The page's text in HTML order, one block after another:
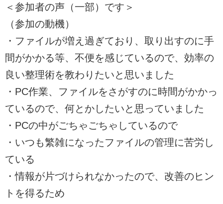
＜参加者の声（一部）です＞
（参加の動機）
・ファイルが増え過ぎており、取り出すのに手
間がかかる等、不便を感じているので、効率の
良い整理術を教わりたいと思いました
・PC作業、ファイルをさがすのに時間がかかっ
ているので、何とかしたいと思っていました
・PCの中がごちゃごちゃしているので
・いつも繁雑になったファイルの管理に苦労し
ている
・情報が片づけられなかったので、改善のヒン
トを得るため